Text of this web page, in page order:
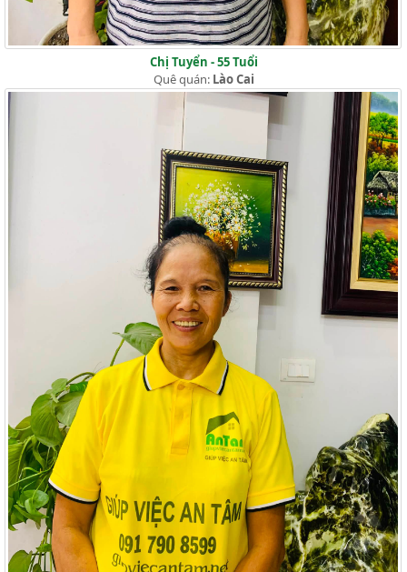
Chị Tuyển - 55 Tuổi
Quê quán: Lào Cai